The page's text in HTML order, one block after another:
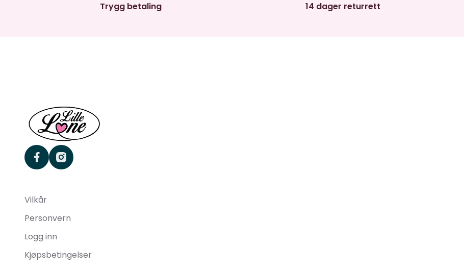
Trygg betaling 14 dager returrett
facebookinstagram
Vilkår
Personvern
Logg inn
Kjøpsbetingelser